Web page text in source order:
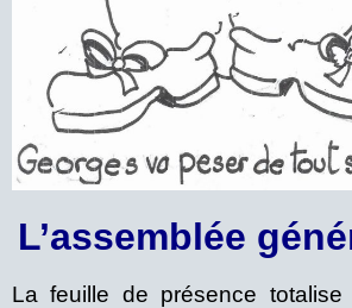
L’assemblée
La feuille de présence